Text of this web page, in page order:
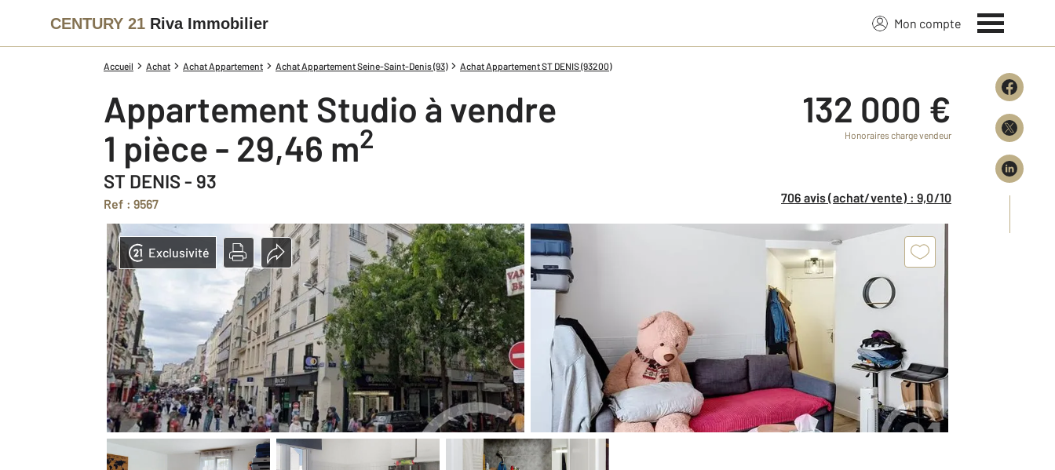
CENTURY 21 Riva Immobilier Mon compte
Accueil Achat Achat Appartement Achat Appartement Seine-Saint-Denis (93) Achat Appartement ST DENIS (93200)
Appartement Studio à vendre
1 pièce - 29,46 m2
ST DENIS - 93
Ref : 9567
132 000 €
Honoraires charge vendeur
706 avis (achat/vente) : 9,0/10
Exclusivité